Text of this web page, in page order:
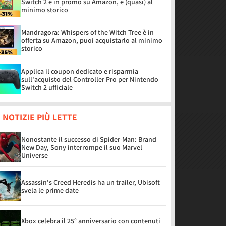
minimo storico
Mandragora: Whispers of the Witch Tree è in
offerta su Amazon, puoi acquistarlo al minimo
storico
Applica il coupon dedicato e risparmia
sull'acquisto del Controller Pro per Nintendo
Switch 2 ufficiale
NOTIZIE PIÙ LETTE
Nonostante il successo di Spider-Man: Brand
New Day, Sony interrompe il suo Marvel
Universe
Assassin's Creed Heredis ha un trailer, Ubisoft
svela le prime date
Xbox celebra il 25° anniversario con contenuti